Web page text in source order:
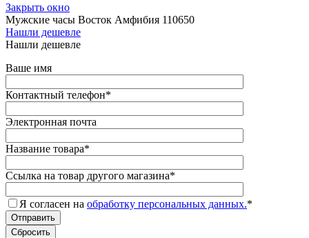
Закрыть окно
Мужские часы Восток Амфибия 110650
Нашли дешевле
Нашли дешевле
Ваше имя
Контактный телефон*
Электронная почта
Название товара*
Ссылка на товар другого магазина*
Я согласен на обработку персональных данных.*